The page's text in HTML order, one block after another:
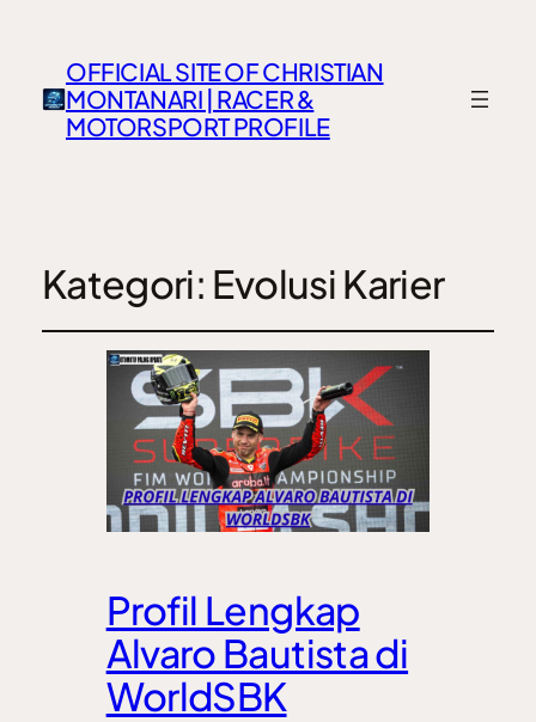
OFFICIAL SITE OF CHRISTIAN
MONTANARI | RACER &
MOTORSPORT PROFILE
Kategori: Evolusi Karier
Profil Lengkap
Alvaro Bautista di
WorldSBK